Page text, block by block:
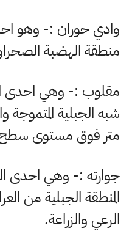
وادي حوران :- وهو
منطقة الهضبة
مقلوب :- وهي احدى
شبه الجبلية المتموجة
متر فوق مستوى سطح
جوارته :- وهي احدى
المنطقة الجبلية من
الرعي والزراعة.